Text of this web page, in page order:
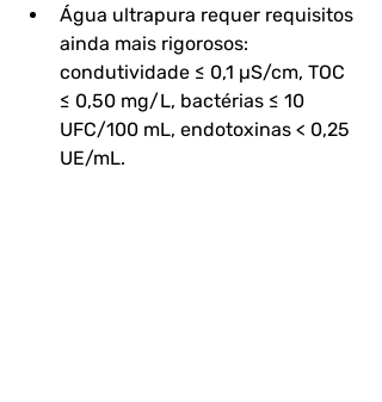
Água ultrapura requer requisitos
ainda mais rigorosos:
condutividade ≤ 0,1 µS/cm, TOC
≤ 0,50 mg/L, bactérias ≤ 10
UFC/100 mL, endotoxinas < 0,25
UE/mL.